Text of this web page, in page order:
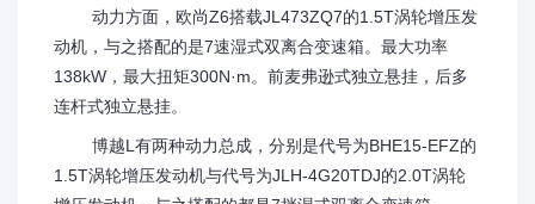
动力方面，欧尚Z6搭载JL473ZQ7的1.5T涡轮增压发
动机，与之搭配的是7速湿式双离合变速箱。最大功率
138kW，最大扭矩300N·m。前麦弗逊式独立悬挂，后多
连杆式独立悬挂。
博越L有两种动力总成，分别是代号为BHE15-EFZ的
1.5T涡轮增压发动机与代号为JLH-4G20TDJ的2.0T涡轮